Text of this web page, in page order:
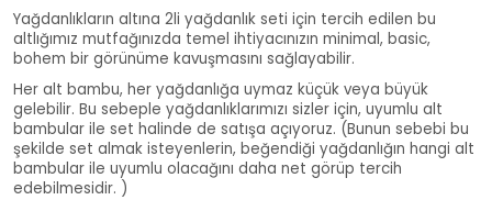
Yağdanlıkların altına 2li yağdanlık seti için tercih edilen bu
altlığımız mutfağınızda temel ihtiyacınızın minimal, basic,
bohem bir görünüme kavuşmasını sağlayabilir.
Her alt bambu, her yağdanlığa uymaz küçük veya büyük
gelebilir. Bu sebeple yağdanlıklarımızı sizler için, uyumlu alt
bambular ile set halinde de satışa açıyoruz. (Bunun sebebi bu
şekilde set almak isteyenlerin, beğendiği yağdanlığın hangi alt
bambular ile uyumlu olacağını daha net görüp tercih
edebilmesidir. )